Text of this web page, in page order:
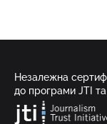
Незалежна
до програми JTI